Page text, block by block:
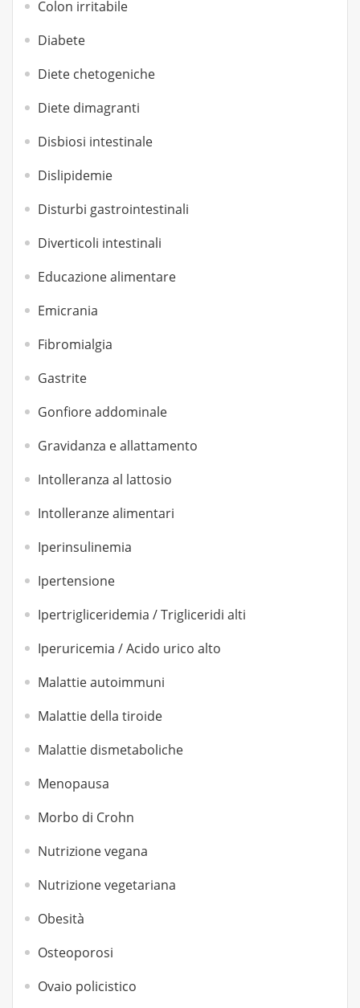
Colon irritabile
Diabete
Diete chetogeniche
Diete dimagranti
Disbiosi intestinale
Dislipidemie
Disturbi gastrointestinali
Diverticoli intestinali
Educazione alimentare
Emicrania
Fibromialgia
Gastrite
Gonfiore addominale
Gravidanza e allattamento
Intolleranza al lattosio
Intolleranze alimentari
Iperinsulinemia
Ipertensione
Ipertrigliceridemia / Trigliceridi alti
Iperuricemia / Acido urico alto
Malattie autoimmuni
Malattie della tiroide
Malattie dismetaboliche
Menopausa
Morbo di Crohn
Nutrizione vegana
Nutrizione vegetariana
Obesità
Osteoporosi
Ovaio policistico